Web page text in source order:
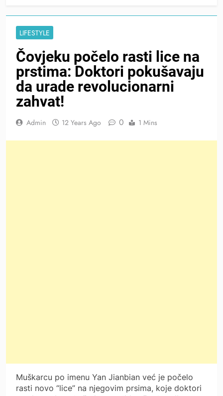
LIFESTYLE
Čovjeku počelo rasti lice na
prstima: Doktori pokušavaju
da urade revolucionarni
zahvat!
Admin 12 Years Ago 0 1 Mins
Muškarcu po imenu Yan Jianbian već je počelo
rasti novo “lice” na njegovim prsima, koje doktori